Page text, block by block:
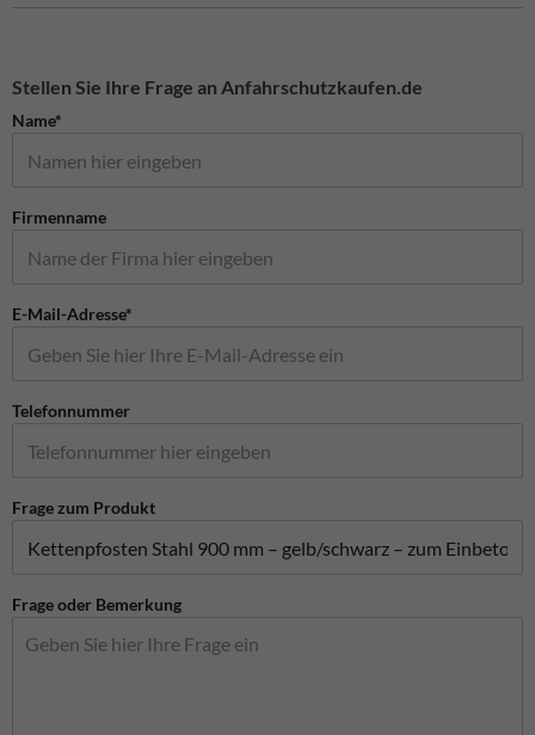
Stellen Sie Ihre Frage an Anfahrschutzkaufen.de
Name*
Firmenname
E-Mail-Adresse*
Telefonnummer
Frage zum Produkt
Frage oder Bemerkung